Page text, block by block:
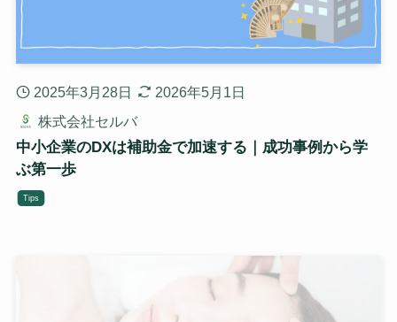
2025年3月28日
2026年5月1日
株式会社セルバ
中小企業のDXは補助金で加速する｜成功事例から学
ぶ第一歩
Tips